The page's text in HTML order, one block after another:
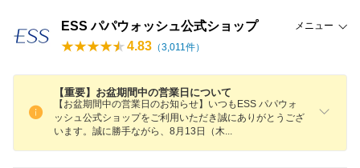
ESS パパウォッシュ公式ショップ メニュー
4.83 （3,011件）
【重要】お盆期間中の営業日について
【お盆期間中の営業日のお知らせ】いつもESS パパウォ
ッシュ公式ショップをご利用いただき誠にありがとうござ
います。誠に勝手ながら、8月13日（木